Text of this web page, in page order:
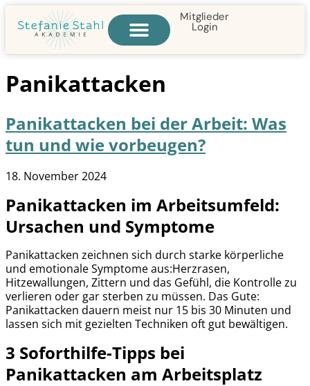
Mitglieder
Login
Panikattacken
Panikattacken bei der Arbeit: Was
tun und wie vorbeugen?
18. November 2024
Panikattacken im Arbeitsumfeld:
Ursachen und Symptome
Panikattacken zeichnen sich durch starke körperliche
und emotionale Symptome aus:Herzrasen,
Hitzewallungen, Zittern und das Gefühl, die Kontrolle zu
verlieren oder gar sterben zu müssen. Das Gute:
Panikattacken dauern meist nur 15 bis 30 Minuten und
lassen sich mit gezielten Techniken oft gut bewältigen.
3 Soforthilfe-Tipps bei
Panikattacken am Arbeitsplatz